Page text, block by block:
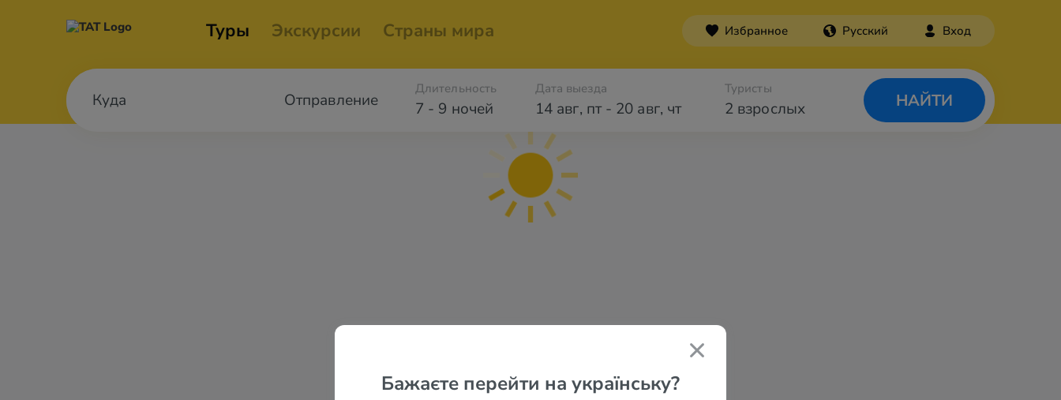
Туры Экскурсии Страны мира Избранное Русский Вход
Отправление 7 - 9 ночей
Длительность Дата выезда
14 авг, пт- 20 авг, чт 2 взрослых
Туристы
НАЙТИ
Бажаєте перейти на українську?